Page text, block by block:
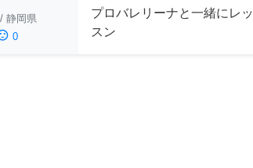
/ 静岡県
0
プロバレリーナと一緒にレッ
スン